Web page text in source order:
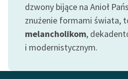
uczniów z
niepełnosprawnościami
Feministyczne inspiracje.
Popularyzacja
feministycznej
dzwony bijące na Anioł
znużenie formami świata,
melancholikom,
i modernistycznym.